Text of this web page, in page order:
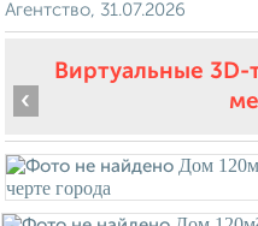
Агентство, 31.07.2026
Виртуальные
‹